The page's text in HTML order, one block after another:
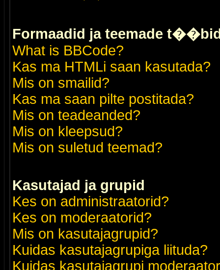
Formaadid ja teemade
What is BBCode?
Kas ma HTMLi saan kasutada?
Mis on smailid?
Kas ma saan pilte postitada?
Mis on teadeanded?
Mis on kleepsud?
Mis on suletud teemad?
Kasutajad ja grupid
Kes on administraatorid?
Kes on moderaatorid?
Mis on kasutajagrupid?
Kuidas kasutajagrupiga liituda?
Kuidas kasutajagrupi